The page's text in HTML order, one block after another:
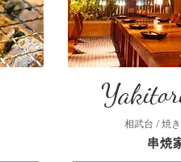
相武台 / 焼
串焼